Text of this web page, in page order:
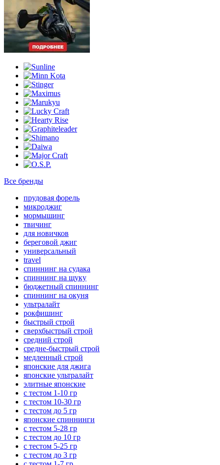
Все бренды
прудовая форель
микроджиг
мормышинг
твичинг
для новичков
береговой джиг
универсальный
travel
спиннинг на судака
спиннинг на щуку
бюджетный спиннинг
спиннинг на окуня
ультралайт
рокфишинг
быстрый строй
сверхбыстрый строй
средний строй
средне-быстрый строй
медленный строй
японские для джига
японские ультралайт
элитные японские
с тестом 1-10 гр
с тестом 10-30 гр
с тестом до 5 гр
японские спиннинги
с тестом 5-28 гр
с тестом до 10 гр
с тестом 5-25 гр
с тестом до 3 гр